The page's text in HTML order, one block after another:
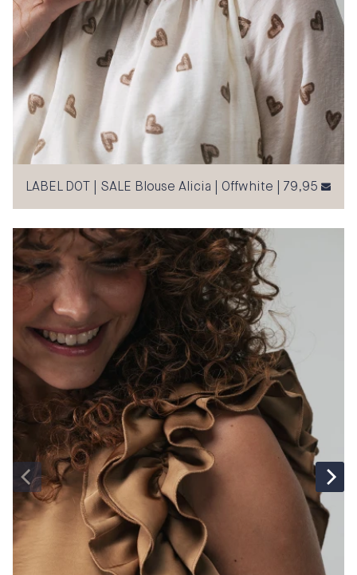
LABEL DOT | SALE Blouse Alicia | Offwhite | 79,95